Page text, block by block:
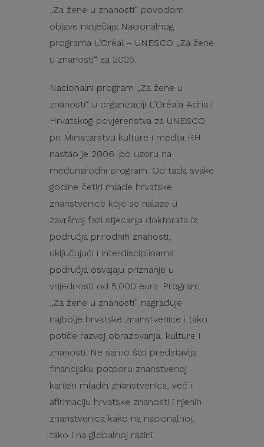
„Za žene u znanosti“ povodom
objave natječaja Nacionalnog
programa L’Oréal – UNESCO „Za žene
u znanosti“ za 2025.
Nacionalni program „Za žene u
znanosti“ u organizaciji L’Oréala Adria i
Hrvatskog povjerenstva za UNESCO
pri Ministarstvu kulture i medija RH
nastao je 2006. po uzoru na
međunarodni program. Od tada svake
godine četiri mlade hrvatske
znanstvenice koje se nalaze u
završnoj fazi stjecanja doktorata iz
područja prirodnih znanosti,
uključujući i interdisciplinarna
područja osvajaju priznanje u
vrijednosti od 5.000 eura. Program
„Za žene u znanosti“ nagrađuje
najbolje hrvatske znanstvenice i tako
potiče razvoj obrazovanja, kulture i
znanosti. Ne samo što predstavlja
financijsku potporu znanstvenoj
karijeri mladih znanstvenica, već i
afirmaciju hrvatske znanosti i njenih
znanstvenica kako na nacionalnoj,
tako i na globalnoj razini.